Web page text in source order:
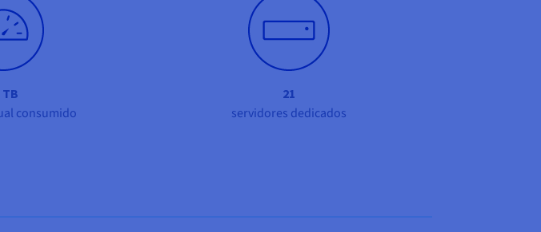
TB
consumido
21
servidores dedicados